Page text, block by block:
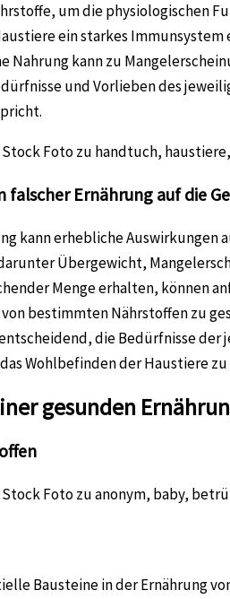
um die physiologischen
ein starkes
Nahrung kann zu
und Vorlieben des
falscher Ernährung auf die
kann erhebliche
Übergewicht,
Menge erhalten, können
bestimmten Nährstoffen zu
die Bedürfnisse
Wohlbefinden der Haustiere
gesunden
Bausteine in der Ernährung